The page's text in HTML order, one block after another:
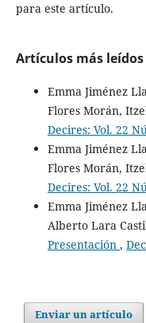
para este artículo.
Artículos más
Emma Jiménez
Flores Morán,
Decires: Vol. 22
Emma Jiménez
Flores Morán,
Decires: Vol. 22
Emma Jiménez
Alberto Lara
Presentación ,
Enviar un artículo